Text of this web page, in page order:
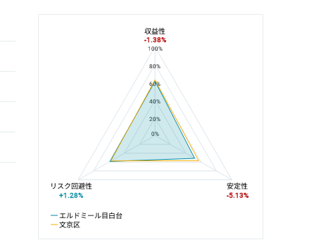
エルドミール目白台と文京区の平均値の総合評価の比較
100%
80%
60%
40%
20%
0%
エルドミール目白台
文京区
収益性
-1.38%
リスク回避性
+1.28%
安定性
-5.13%